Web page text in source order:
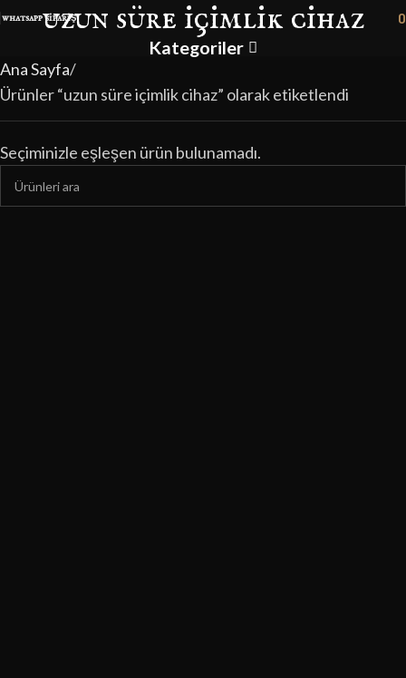
whatsapp sipariş 0
uzun süre içimlik cihaz
Kategoriler
Ana Sayfa
Ürünler “uzun süre içimlik cihaz” olarak etiketlendi
Seçiminizle eşleşen ürün bulunamadı.